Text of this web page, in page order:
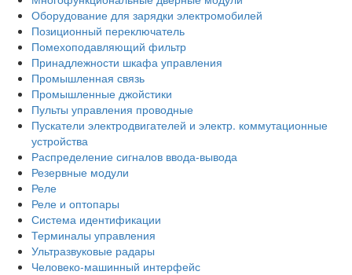
Оборудование для зарядки электромобилей
Позиционный переключатель
Помехоподавляющий фильтр
Принадлежности шкафа управления
Промышленная связь
Промышленные джойстики
Пульты управления проводные
Пускатели электродвигателей и электр. коммутационные
устройства
Распределение сигналов ввода-вывода
Резервные модули
Реле
Реле и оптопары
Система идентификации
Терминалы управления
Ультразвуковые радары
Человеко-машинный интерфейс